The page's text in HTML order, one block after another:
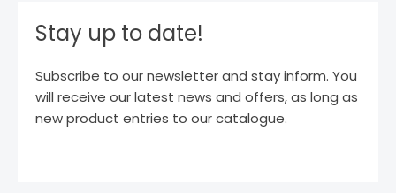
Stay up to date!
Subscribe to our newsletter and stay inform. You
will receive our latest news and offers, as long as
new product entries to our catalogue.